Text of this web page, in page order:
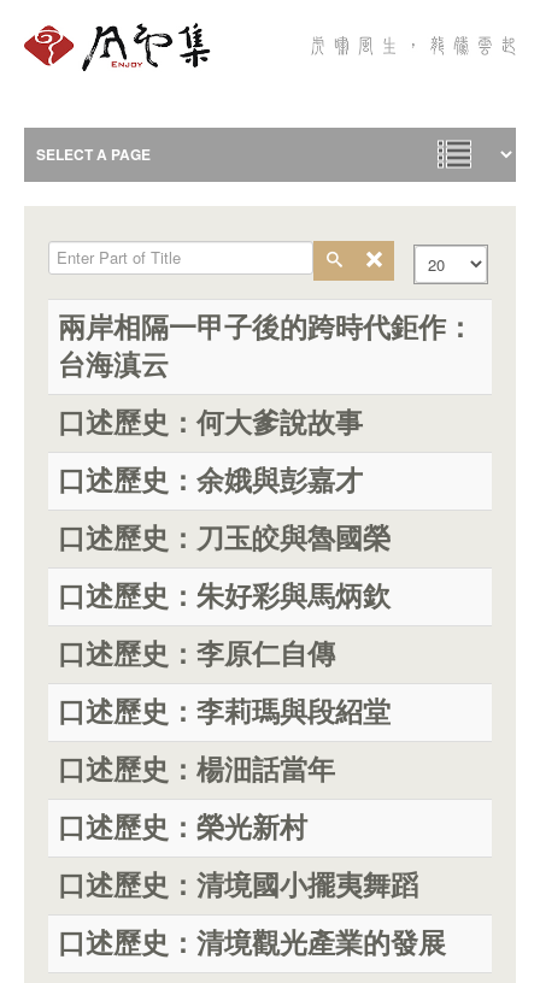
Enter Part of Title
兩岸相隔一甲子後的跨時代鉅作：
台海滇云
口述歷史：何大爹說故事
口述歷史：余娥與彭嘉才
口述歷史：刀玉皎與魯國榮
口述歷史：朱好彩與馬炳欽
口述歷史：李原仁自傳
口述歷史：李莉瑪與段紹堂
口述歷史：楊沺話當年
口述歷史：榮光新村
口述歷史：清境國小擺夷舞蹈
口述歷史：清境觀光產業的發展